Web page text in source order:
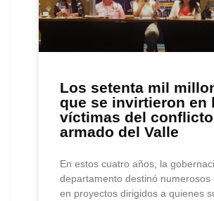
Los setenta mil
que se invirtieron en
víctimas del conflicto
armado del Valle
En estos cuatro años, la
departamento destinó numerosos
en proyectos dirigidos a quienes